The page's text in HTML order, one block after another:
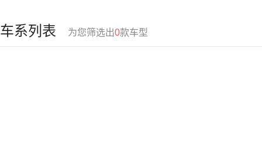
车系列表 为您筛选出0款车型